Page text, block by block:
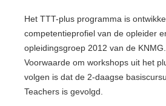
Het TTT-plus programma is
competentieprofiel van de opleider
opleidingsgroep 2012 van de KNMG.
Voorwaarde om workshops uit het
volgen is dat de 2-daagse
Teachers is gevolgd.